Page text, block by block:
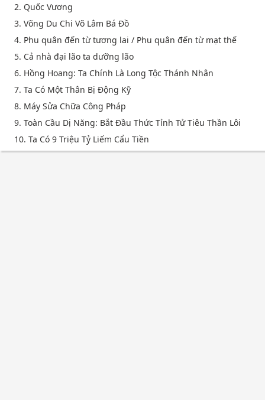
2. Quốc Vương
3. Võng Du Chi Võ Lâm Bá Đồ
4. Phu quân đến từ tương lai / Phu quân đến từ mạt thế
5. Cả nhà đại lão ta dưỡng lão
6. Hồng Hoang: Ta Chính Là Long Tộc Thánh Nhân
7. Ta Có Một Thân Bị Động Kỹ
8. Máy Sửa Chữa Công Pháp
9. Toàn Cầu Dị Năng: Bắt Đầu Thức Tỉnh Tử Tiêu Thần Lôi
10. Ta Có 9 Triệu Tỷ Liếm Cẩu Tiền